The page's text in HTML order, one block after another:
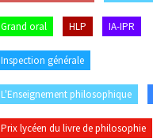
Grand oral HLP IA-IPR
Inspection générale
L'Enseignement philosophique
Prix lycéen du livre de philosophie